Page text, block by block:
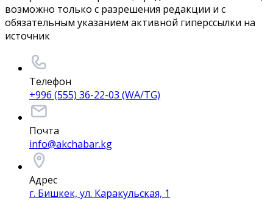
возможно только с разрешения редакции и с
обязательным указанием активной гиперссылки на
источник
Телефон
+996 (555) 36-22-03 (WA/TG)
Почта
info@akchabar.kg
Адрес
г. Бишкек, ул. Каракульская, 1